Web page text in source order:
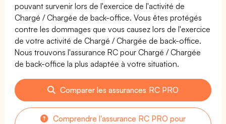
pouvant survenir lors de l'exercice de l'activité de
Chargé / Chargée de back-office. Vous êtes protégés
contre les dommages que vous causez lors de l'exercice
de votre activité de Chargé / Chargée de back-office.
Nous trouvons l'assurance RC pour Chargé / Chargée
de back-office la plus adaptée à votre situation.
Comparer les assurances RC PRO
Comprendre l'assurance RC PRO pour